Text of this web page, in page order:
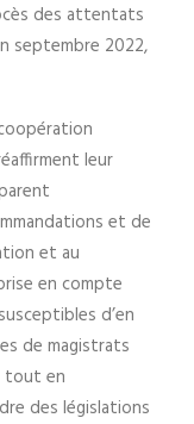
des attentats
septembre 2022,
leur
et de
et au
en compte
d’en
de magistrats
tout en
des législations